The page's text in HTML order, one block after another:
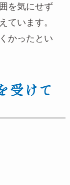
を気にせず
ています。
かったとい
受けて